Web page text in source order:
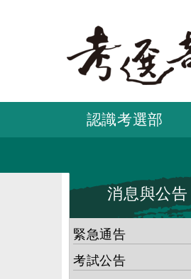
要
容
認識考選部
消息與公告
緊急通告
考試公告